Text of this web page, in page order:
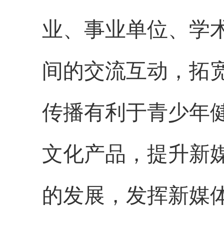
业、事业单位、学
间的交流互动，拓
传播有利于青少年
文化产品，提升新
的发展，发挥新媒